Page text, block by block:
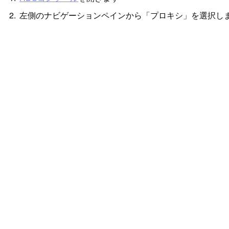
左側のナビゲーションペインから「プロキシ」を選択し